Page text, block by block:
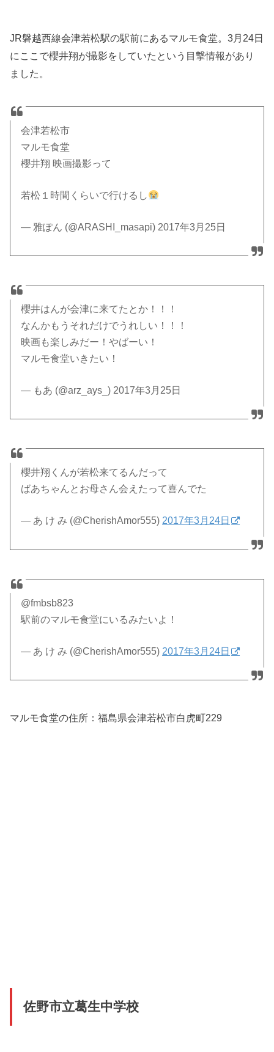
JR磐越西線会津若松駅の駅前にあるマルモ食堂。3月24日
にここで櫻井翔が撮影をしていたという目撃情報があり
ました。
会津若松市
マルモ食堂
櫻井翔 映画撮影って
若松１時間くらいで行けるし
— 雅ぽん (@ARASHI_masapi) 2017年3月25日
櫻井はんが会津に来てたとか！！！
なんかもうそれだけでうれしい！！！
映画も楽しみだー！やばーい！
マルモ食堂いきたい！
— もあ (@arz_ays_) 2017年3月25日
櫻井翔くんが若松来てるんだって
ばあちゃんとお母さん会えたって喜んでた
— あ け み (@CherishAmor555) 2017年3月24日
@fmbsb823
駅前のマルモ食堂にいるみたいよ！
— あ け み (@CherishAmor555) 2017年3月24日
マルモ食堂の住所：福島県会津若松市白虎町229
佐野市立葛生中学校